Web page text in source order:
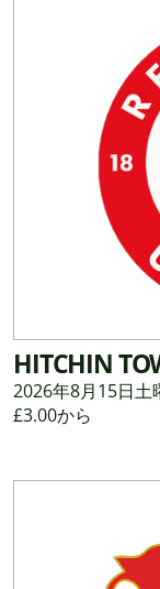
HITCHIN
2026年8月15日土
£3.00から